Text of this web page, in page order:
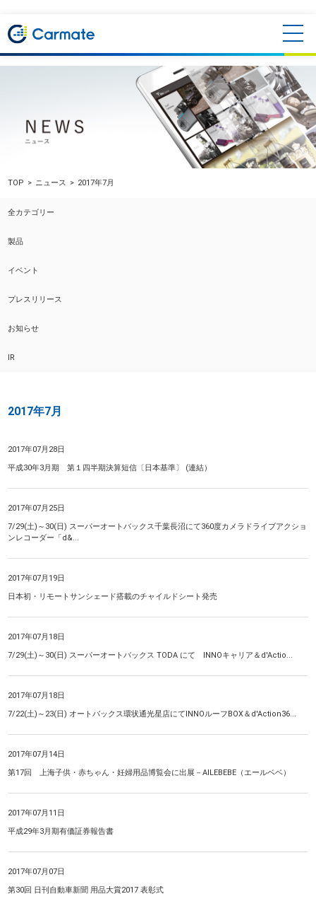
TOP ニュース 2017年7月
全カテゴリー
製品
イベント
プレスリリース
お知らせ
IR
2017年7月
2017年07月28日
平成30年3月期 第１四半期決算短信〔日本基準〕 (連結）
2017年07月25日
7/29(土)～30(日) スーパーオートバックス千葉長沼にて360度カメラドライブアクショ
ンレコーダー「d&...
2017年07月19日
日本初・リモートサンシェード搭載のチャイルドシート発売
2017年07月18日
7/29(土)～30(日) スーパーオートバックス TODA にて INNOキャリア＆d'Actio...
2017年07月18日
7/22(土)～23(日) オートバックス環状通光星店にてINNOルーフBOX＆d'Action36...
2017年07月14日
第17回 上海子供・赤ちゃん・妊婦用品博覧会に出展－AILEBEBE（エールベベ）
2017年07月11日
平成29年3月期有価証券報告書
2017年07月07日
第30回 日刊自動車新聞 用品大賞2017 表彰式